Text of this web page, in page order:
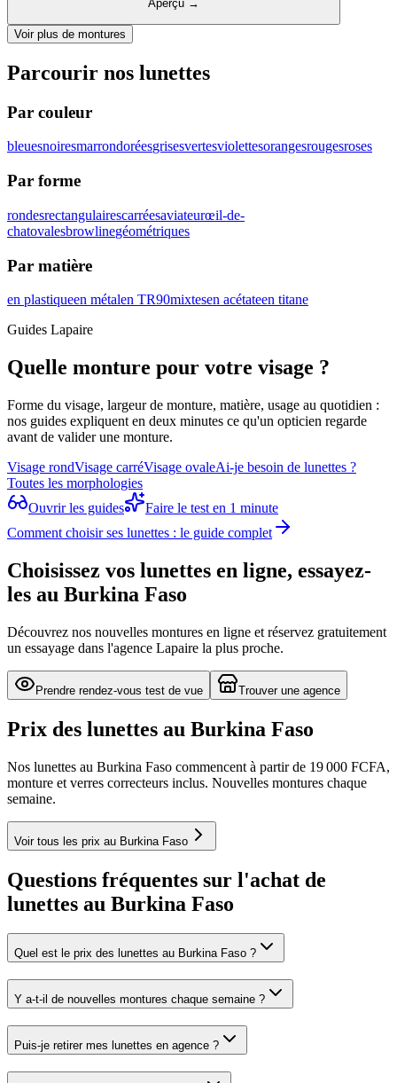
Aperçu →
Voir plus de montures
Parcourir nos lunettes
Par couleur
bleuesnoiresmarrondoréesgrisesvertesviolettesorangesrougesroses
Par forme
rondesrectangulairescarréesaviateurœil-de-
chatovalesbrowlinegéométriques
Par matière
en plastiqueen métalen TR90mixtesen acétateen titane
Guides Lapaire
Quelle monture pour votre visage ?
Forme du visage, largeur de monture, matière, usage au quotidien :
nos guides expliquent en deux minutes ce qu'un opticien regarde
avant de valider une monture.
Visage rondVisage carréVisage ovaleAi-je besoin de lunettes ?
Toutes les morphologies
Ouvrir les guides
Faire le test en 1 minute
Comment choisir ses lunettes : le guide complet
Choisissez vos lunettes en ligne, essayez-
les au Burkina Faso
Découvrez nos nouvelles montures en ligne et réservez gratuitement
un essayage dans l'agence Lapaire la plus proche.
Prendre rendez-vous test de vue Trouver une agence
Prix des lunettes au Burkina Faso
Nos lunettes au Burkina Faso commencent à partir de 19 000 FCFA,
monture et verres correcteurs inclus. Nouvelles montures chaque
semaine.
Voir tous les prix au Burkina Faso
Questions fréquentes sur l'achat de
lunettes au Burkina Faso
Quel est le prix des lunettes au Burkina Faso ?
Y a-t-il de nouvelles montures chaque semaine ?
Puis-je retirer mes lunettes en agence ?